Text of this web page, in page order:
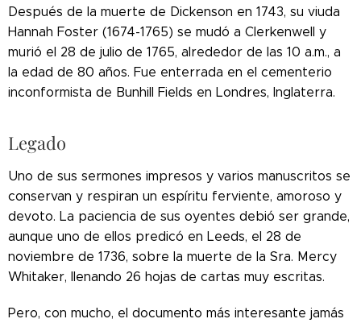
Después de la muerte de Dickenson en 1743, su viuda
Hannah Foster (1674-1765) se mudó a Clerkenwell y
murió el 28 de julio de 1765, alrededor de las 10 a.m., a
la edad de 80 años. Fue enterrada en el cementerio
inconformista de Bunhill Fields en Londres, Inglaterra.
Legado
Uno de sus sermones impresos y varios manuscritos se
conservan y respiran un espíritu ferviente, amoroso y
devoto. La paciencia de sus oyentes debió ser grande,
aunque uno de ellos predicó en Leeds, el 28 de
noviembre de 1736, sobre la muerte de la Sra. Mercy
Whitaker, llenando 26 hojas de cartas muy escritas.
Pero, con mucho, el documento más interesante jamás